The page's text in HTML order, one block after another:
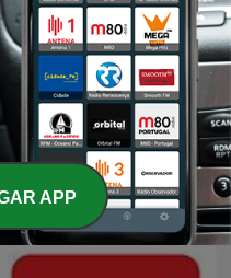
Palabras Mayores - Carlos
Antonio Vélez
APP